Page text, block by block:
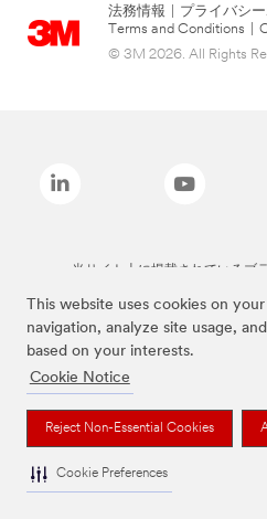
This website uses cookies on
navigation, analyze site usage,
based on your interests.
Cookie Notice
Reject Non-Essential Cookies
Cookie Preferences
法務情報 プライバシ
Terms and Conditions
© 3M 2026. All Rights
当サイト上に掲載されているブ